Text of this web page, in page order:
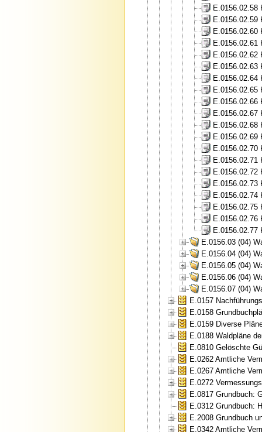
E.0156.02.58
E.0156.02.59
E.0156.02.60
E.0156.02.61
E.0156.02.62
E.0156.02.63
E.0156.02.64
E.0156.02.65
E.0156.02.66
E.0156.02.67
E.0156.02.68
E.0156.02.69
E.0156.02.70
E.0156.02.71
E.0156.02.72
E.0156.02.73
E.0156.02.74
E.0156.02.75
E.0156.02.76
E.0156.02.77
E.0156.03 (04)
E.0156.04 (04)
E.0156.05 (04)
E.0156.06 (04)
E.0156.07 (04)
E.0157
E.0158
E.0159 Diverse
E.0188 Waldpläne
E.0810 Gelöschte
E.0262 Amtliche
E.0267 Amtliche
E.0272
E.0817 Grundbuch:
E.0312 Grundbuch:
E.2008 Grundbuch
E.0342 Amtliche